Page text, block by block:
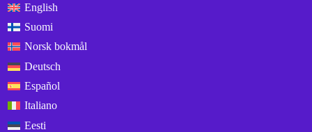
English
Suomi
Norsk bokmål
Deutsch
Español
Italiano
Eesti